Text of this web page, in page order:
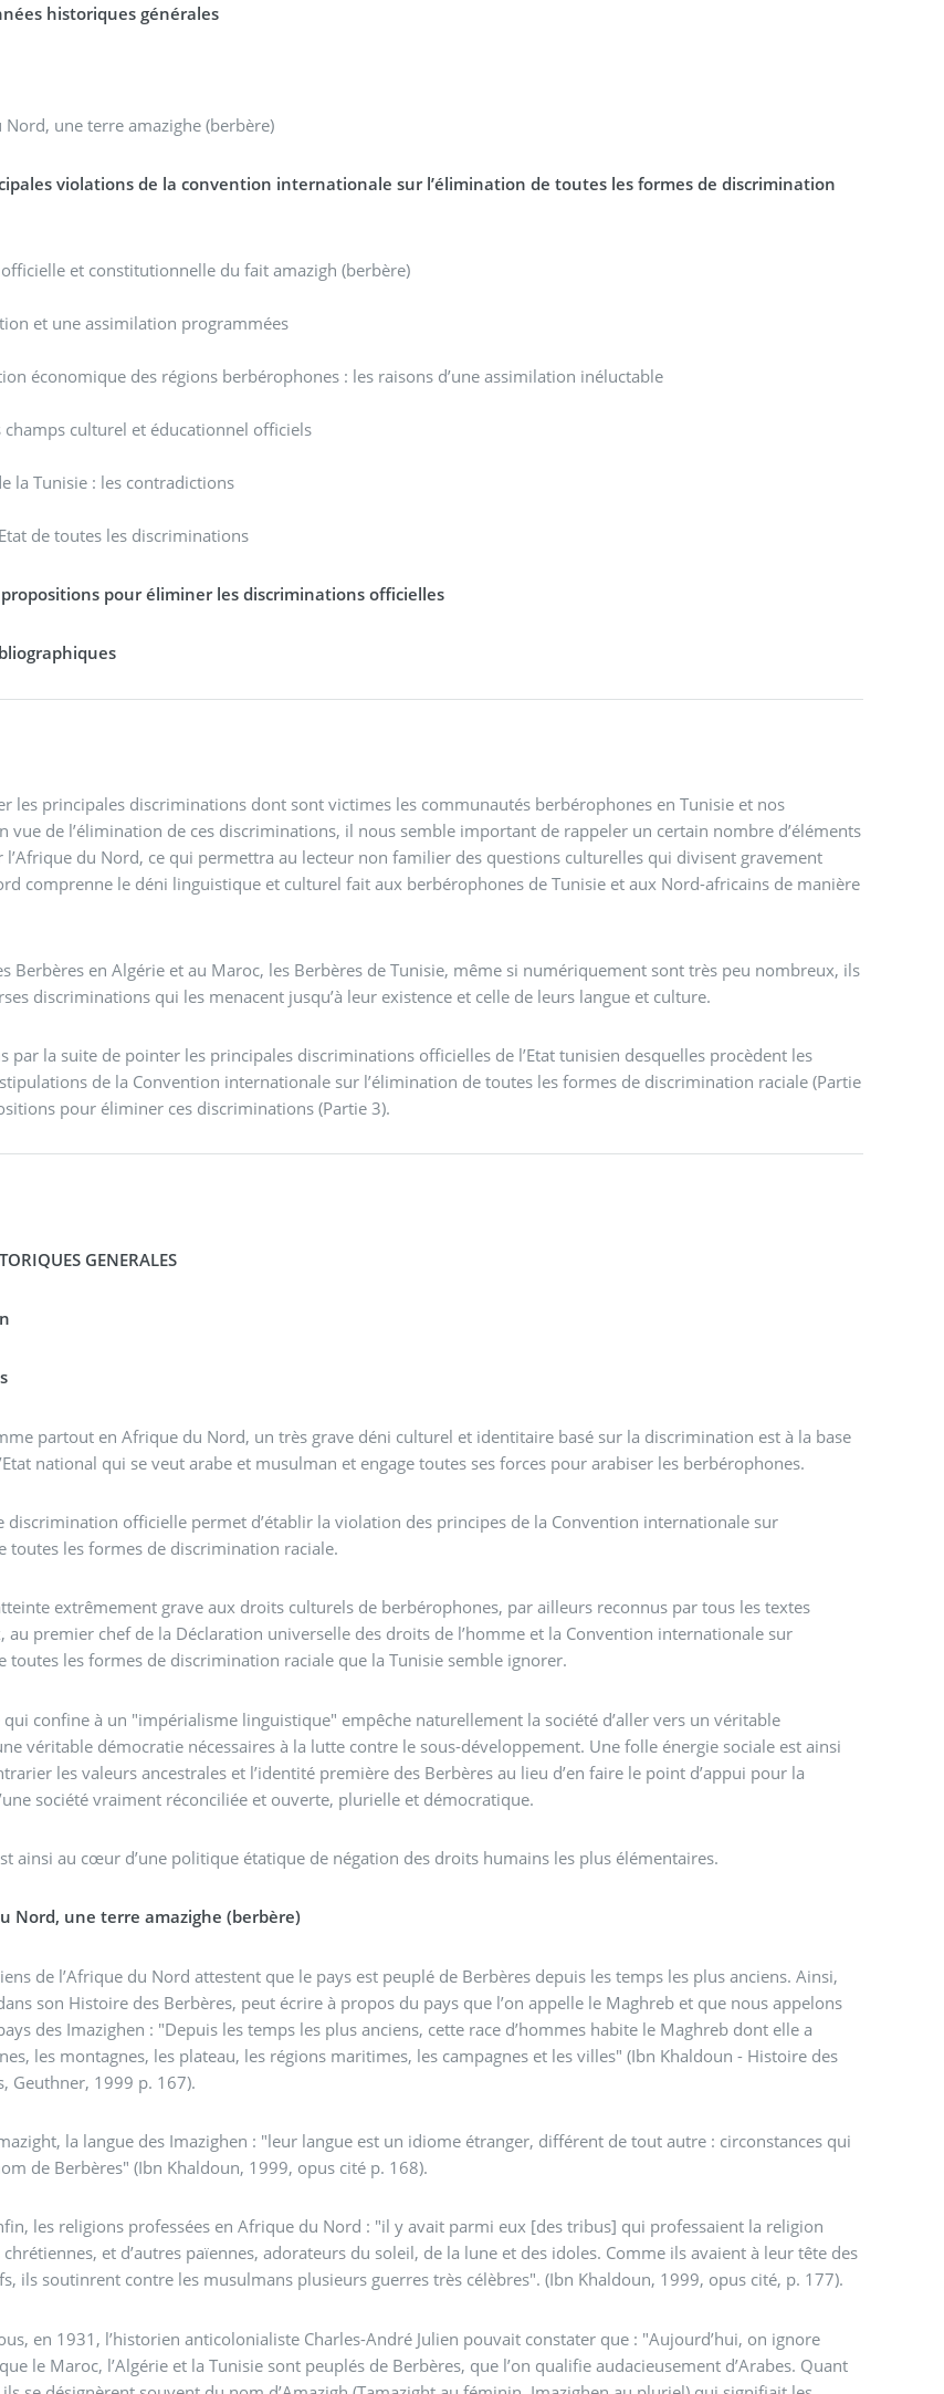
historiques générales
Nord, une terre amazighe (berbère)
violations de la convention internationale sur l’élimination de toutes les formes de discrimination
et constitutionnelle du fait amazigh (berbère)
et une assimilation programmées
3. Marginalisation économique des régions berbérophones : les raisons d’une assimilation inéluctable
champs culturel et éducationnel officiels
la Tunisie : les contradictions
de toutes les discriminations
pour éliminer les discriminations officielles
les principales discriminations dont sont victimes les communautés berbérophones en Tunisie et nos
vue de l’élimination de ces discriminations, il nous semble important de rappeler un certain nombre d’éléments
l’Afrique du Nord, ce qui permettra au lecteur non familier des questions culturelles qui divisent gravement
comprenne le déni linguistique et culturel fait aux berbérophones de Tunisie et aux Nord-africains de manière
Berbères en Algérie et au Maroc, les Berbères de Tunisie, même si numériquement sont très peu nombreux, ils
discriminations qui les menacent jusqu’à leur existence et celle de leurs langue et culture.
par la suite de pointer les principales discriminations officielles de l’Etat tunisien desquelles procèdent les
de la Convention internationale sur l’élimination de toutes les formes de discrimination raciale (Partie
pour éliminer ces discriminations (Partie 3).
GENERALES
partout en Afrique du Nord, un très grave déni culturel et identitaire basé sur la discrimination est à la base
national qui se veut arabe et musulman et engage toutes ses forces pour arabiser les berbérophones.
discrimination officielle permet d’établir la violation des principes de la Convention internationale sur
toutes les formes de discrimination raciale.
extrêmement grave aux droits culturels de berbérophones, par ailleurs reconnus par tous les textes
au premier chef de la Déclaration universelle des droits de l’homme et la Convention internationale sur
toutes les formes de discrimination raciale que la Tunisie semble ignorer.
linguistique" empêche naturellement la société d’aller vers un véritable
véritable démocratie nécessaires à la lutte contre le sous-développement. Une folle énergie sociale est ainsi
les valeurs ancestrales et l’identité première des Berbères au lieu d’en faire le point d’appui pour la
société vraiment réconciliée et ouverte, plurielle et démocratique.
L’arabisation est ainsi au cœur d’une politique étatique de négation des droits humains les plus élémentaires.
Nord, une terre amazighe (berbère)
de l’Afrique du Nord attestent que le pays est peuplé de Berbères depuis les temps les plus anciens. Ainsi,
son Histoire des Berbères, peut écrire à propos du pays que l’on appelle le Maghreb et que nous appelons
des Imazighen : "Depuis les temps les plus anciens, cette race d’hommes habite le Maghreb dont elle a
les montagnes, les plateau, les régions maritimes, les campagnes et les villes" (Ibn Khaldoun - Histoire des
Geuthner, 1999 p. 167).
la langue des Imazighen : "leur langue est un idiome étranger, différent de tout autre : circonstances qui
de Berbères" (Ibn Khaldoun, 1999, opus cité p. 168).
les religions professées en Afrique du Nord : "il y avait parmi eux [des tribus] qui professaient la religion
chrétiennes, et d’autres païennes, adorateurs du soleil, de la lune et des idoles. Comme ils avaient à leur tête des
ils soutinrent contre les musulmans plusieurs guerres très célèbres". (Ibn Khaldoun, 1999, opus cité, p. 177).
en 1931, l’historien anticolonialiste Charles-André Julien pouvait constater que : "Aujourd’hui, on ignore
le Maroc, l’Algérie et la Tunisie sont peuplés de Berbères, que l’on qualifie audacieusement d’Arabes. Quant